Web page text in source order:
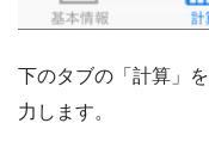
下のタブの「計算」
力します。